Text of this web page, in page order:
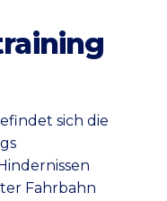
sich die
Fahrbahn